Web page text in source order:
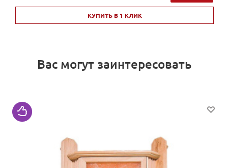
КУПИТЬ В 1 КЛИК
Вас могут заинтересовать